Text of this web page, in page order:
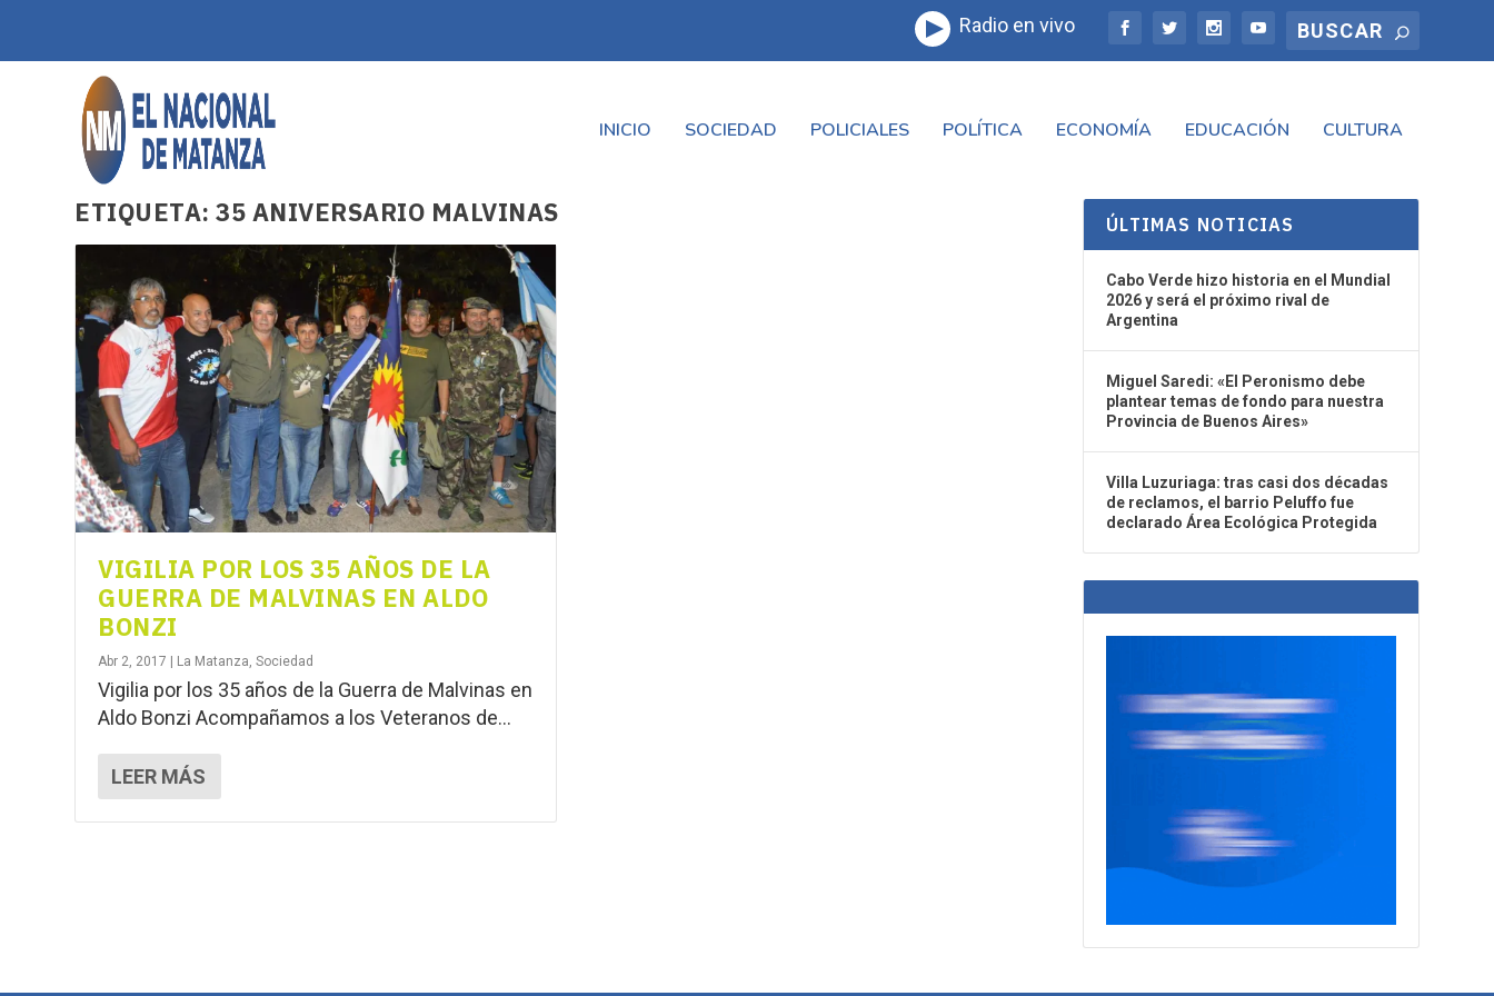
Radio en vivo
INICIO SOCIEDAD POLICIALES POLÍTICA ECONOMÍA EDUCACIÓN CULTURA
ETIQUETA:35 ANIVERSARIO MALVINAS
VIGILIA POR LOS 35 AÑOS DE LA
GUERRA DE MALVINAS EN ALDO
BONZI
Abr 2, 2017 | La Matanza ,Sociedad
Vigilia por los 35 años de la Guerra de Malvinas en
Aldo Bonzi Acompañamos a los Veteranos de...
LEER MÁS
ÚLTIMAS NOTICIAS
Cabo Verde hizo historia en el Mundial
2026 y será el próximo rival de
Argentina
Miguel Saredi: «El Peronismo debe
plantear temas de fondo para nuestra
Provincia de Buenos Aires»
Villa Luzuriaga: tras casi dos décadas
de reclamos, el barrio Peluffo fue
declarado Área Ecológica Protegida